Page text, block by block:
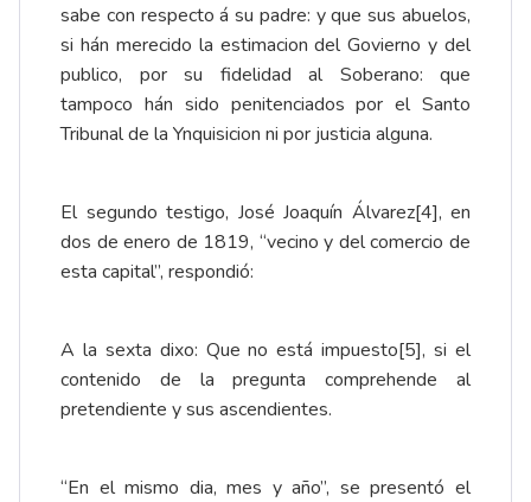
sabe con respecto á su padre: y que sus abuelos,
si hán merecido la estimacion del Govierno y del
publico, por su fidelidad al Soberano: que
tampoco hán sido penitenciados por el Santo
Tribunal de la Ynquisicion ni por justicia alguna.
El segundo testigo, José Joaquín Álvarez[4], en
dos de enero de 1819, “vecino y del comercio de
esta capital”, respondió:
A la sexta dixo: Que no está impuesto[5], si el
contenido de la pregunta comprehende al
pretendiente y sus ascendientes.
“En el mismo dia, mes y año”, se presentó el